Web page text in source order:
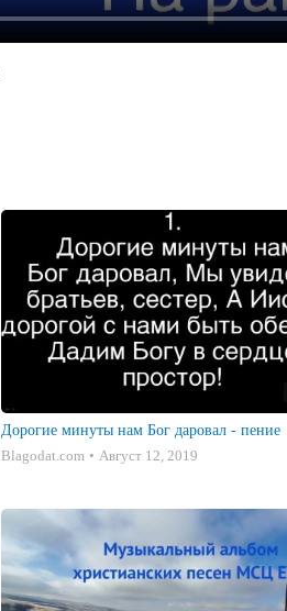
Дорогие минуты нам Бог даровал - пение
Blagodat.com
Август 12, 2019